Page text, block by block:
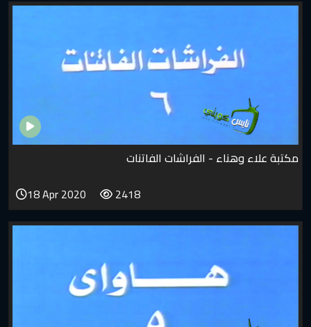
مكتبة علاء وهناء - الفراشات الفاتنات
2418
18 Apr 2020